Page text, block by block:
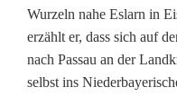
r
f
e
Wurzeln nahe Eslarn in
erzählt er, dass sich auf
nach Passau an der
selbst ins